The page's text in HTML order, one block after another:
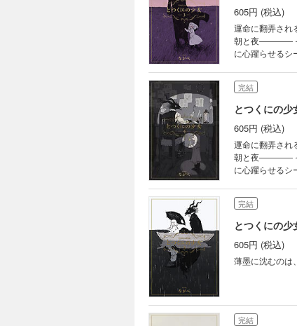
605円 (税込)
運命に翻弄さ
朝と夜―――― そ
に心躍らせるシ
完結
とつくにの
605円 (税込)
運命に翻弄さ
朝と夜―――― そ
に心躍らせるシ
完結
とつくにの
605円 (税込)
薄墨に沈むのは
完結